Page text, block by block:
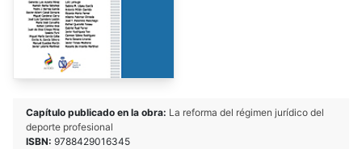
Capítulo publicado en la obra: La reforma del régimen jurídico del
deporte profesional
ISBN: 9788429016345